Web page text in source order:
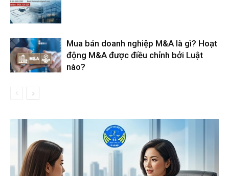
Mua bán doanh nghiệp M&A là gì? Hoạt
động M&A được điều chỉnh bởi Luật
nào?